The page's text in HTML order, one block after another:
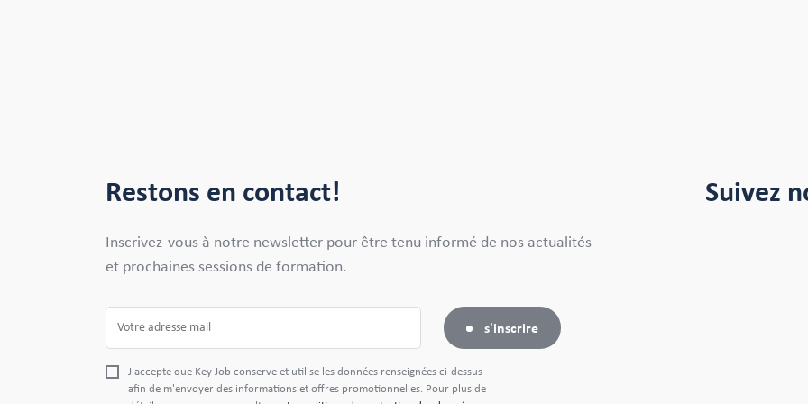
Restons en contact!
Inscrivez-vous à notre newsletter pour être tenu informé de nos actualités
et prochaines sessions de formation.
s'inscrire
J'accepte que Key Job conserve et utilise les données renseignées ci-dessus
afin de m'envoyer des informations et offres promotionnelles. Pour plus de
Suivez